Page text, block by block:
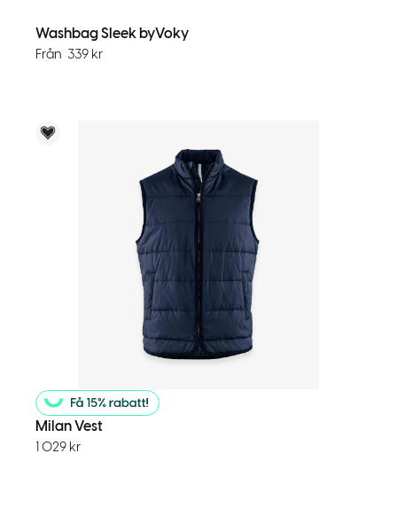
Washbag Sleek byVoky
Från 339 kr
Milan Vest
1 029 kr